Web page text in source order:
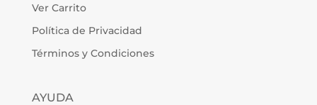
Ver Carrito
Política de Privacidad
Términos y Condiciones
AYUDA